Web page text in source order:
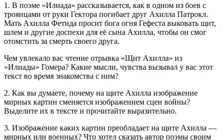
1. В поэме «Илиада» рассказывается, как в одном из боев с
троянцами от руки Гектора погибает друг Ахилла Патрокл.
Мать Ахилла Фетида просит бога огня Гефеста выковать щит,
шлем и другие доспехи для её сына Ахилла, чтобы он смог
отомстить за смерть своего друга.
Чем увлекало вас чтение отрывка «Щит Ахилла» из
«Илиады» Гомера? Какие мысли, чувства вызывал у вас этот
текст во время знакомства с ним?
2. Как вы думаете, почему на щите Ахилла изображение
мирных картин сменяется изображением сцен войны?
Выделите их в тексте и прочитайте выразительно.
3. Изображение каких картин преобладает на щите Ахилла —
мирных или военных? Что хотел сказать автор поэмы своим